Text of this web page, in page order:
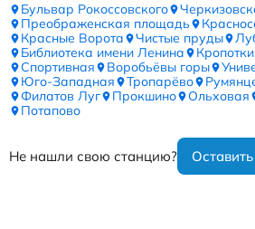
Бульвар Рокоссовского
Преображенская площадь
Красные Ворота
Чистые пруды
Библиотека имени Ленина
Спортивная
Воробьёвы горы
Юго-Западная
Тропарёво
Филатов Луг
Прокшино Ольховая
Потапово
Не нашли свою станцию?